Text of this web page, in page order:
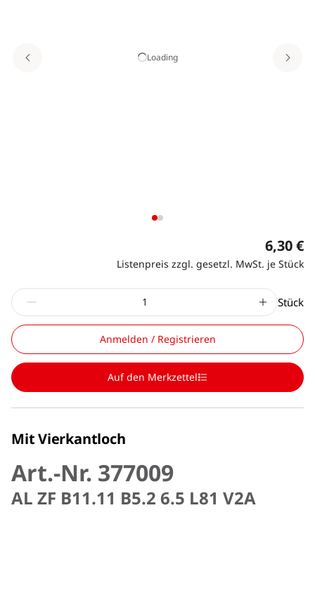
Loading
6,30 €
Listenpreis zzgl. gesetzl. MwSt. je Stück
Stück
Anmelden / Registrieren
Auf den Merkzettel
Mit Vierkantloch
Art.-Nr. 377009
AL ZF B11.11 B5.2 6.5 L81 V2A